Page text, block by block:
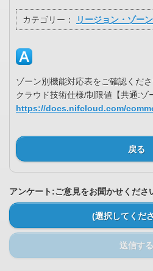
カテゴリー： リージョン・ゾーン
ゾーン別機能対応表をご確認くださ
クラウド技術仕様/制限値【共通:ゾ
https://docs.nifcloud.com/
戻る
アンケート:ご意見をお聞かせくださ
(選択してくだ
送信する